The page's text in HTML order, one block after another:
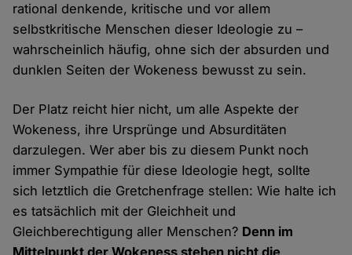
rational denkende, kritische und vor allem
selbstkritische Menschen dieser Ideologie zu –
wahrscheinlich häufig, ohne sich der absurden und
dunklen Seiten der Wokeness bewusst zu sein.
Der Platz reicht hier nicht, um alle Aspekte der
Wokeness, ihre Ursprünge und Absurditäten
darzulegen. Wer aber bis zu diesem Punkt noch
immer Sympathie für diese Ideologie hegt, sollte
sich letztlich die Gretchenfrage stellen: Wie halte ich
es tatsächlich mit der Gleichheit und
Gleichberechtigung aller Menschen? Denn im